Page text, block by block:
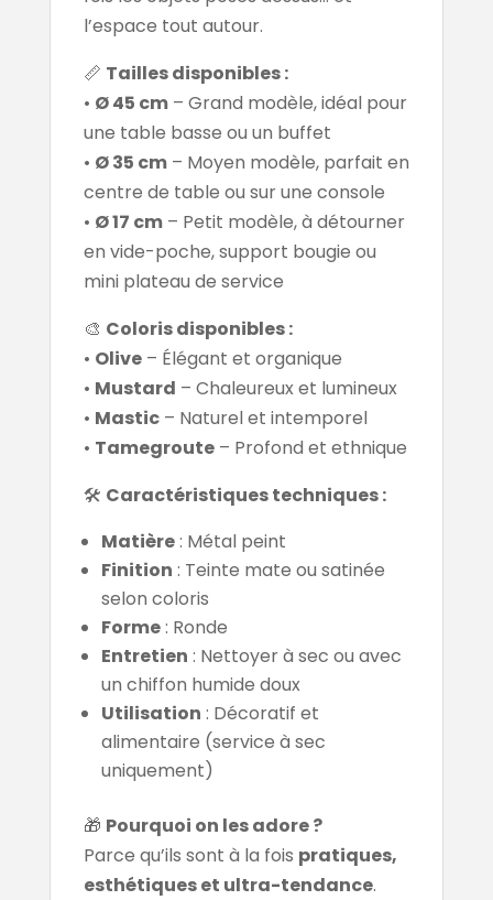
l’espace tout autour.
📏 Tailles disponibles :
• Ø 45 cm– Grand modèle, idéal pour
une table basse ou un buffet
• Ø 35 cm– Moyen modèle, parfait en
centre de table ou sur une console
• Ø 17 cm– Petit modèle, à détourner
en vide-poche, support bougie ou
mini plateau de service
🎨 Coloris disponibles :
• Olive– Élégant et organique
• Mustard – Chaleureux et lumineux
• Mastic– Naturel et intemporel
• Tamegroute– Profond et ethnique
🛠️ Caractéristiques techniques :
Matière: Métal peint
Finition : Teinte mate ou satinée
selon coloris
Forme: Ronde
Entretien : Nettoyer à sec ou avec
un chiffon humide doux
Utilisation : Décoratif et
alimentaire (service à sec
uniquement)
🎁 Pourquoi on les adore ?
Parce qu’ils sont à la fois pratiques,
esthétiques et ultra-tendance.